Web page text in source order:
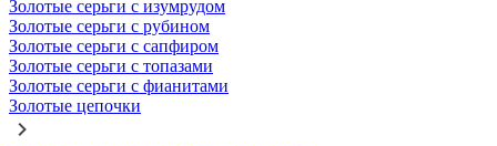
Золотые серьги с изумрудом
Золотые серьги с рубином
Золотые серьги с сапфиром
Золотые серьги с топазами
Золотые серьги с фианитами
Золотые цепочки